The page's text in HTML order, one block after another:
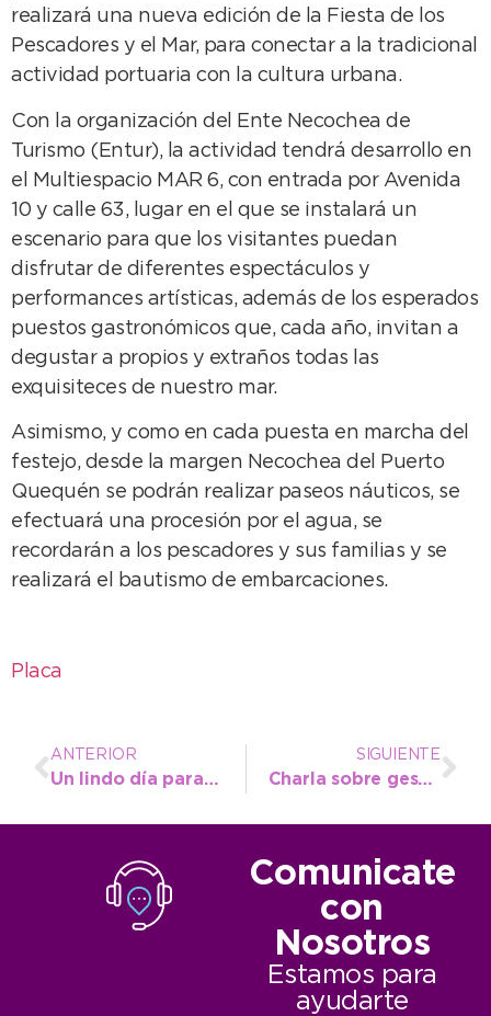
realizará una nueva edición de la Fiesta de los
Pescadores y el Mar, para conectar a la tradicional
actividad portuaria con la cultura urbana.
Con la organización del Ente Necochea de
Turismo (Entur), la actividad tendrá desarrollo en
el Multiespacio MAR 6, con entrada por Avenida
10 y calle 63, lugar en el que se instalará un
escenario para que los visitantes puedan
disfrutar de diferentes espectáculos y
performances artísticas, además de los esperados
puestos gastronómicos que, cada año, invitan a
degustar a propios y extraños todas las
exquisiteces de nuestro mar.
Asimismo, y como en cada puesta en marcha del
festejo, desde la margen Necochea del Puerto
Quequén se podrán realizar paseos náuticos, se
efectuará una procesión por el agua, se
recordarán a los pescadores y sus familias y se
realizará el bautismo de embarcaciones.
Placa
ANTERIOR
Un lindo día para disfrutar al aire libre
SIGUIENTE
Charla sobre gestión de envases vacíos de agroquímicos
Comunicate
con
Nosotros
Estamos para
ayudarte